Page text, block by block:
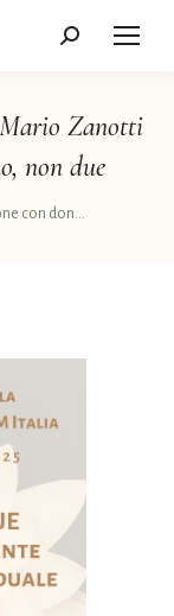
Cerca:
Zanotti
non due
con don…